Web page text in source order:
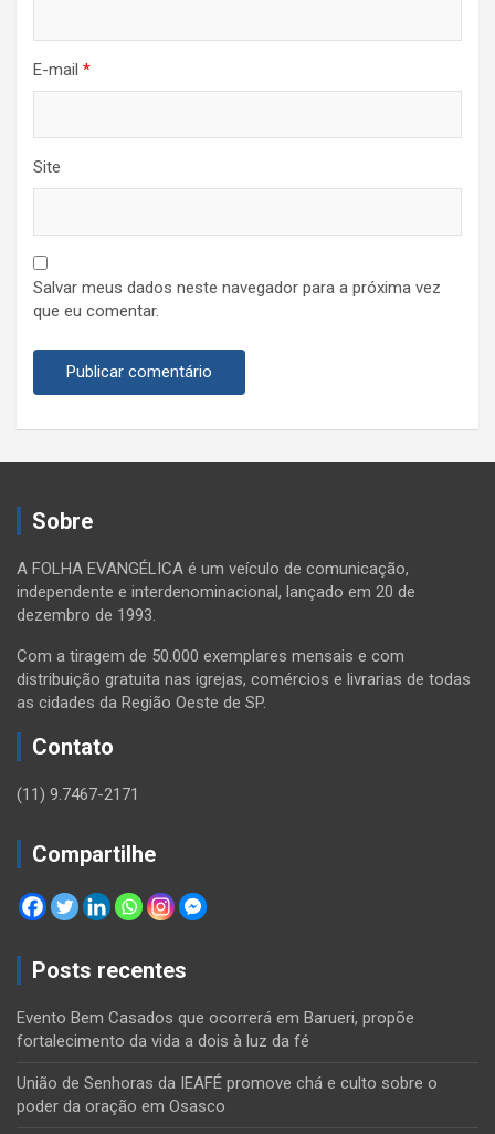
E-mail *
Site
Salvar meus dados neste navegador para a próxima vez
que eu comentar.
Sobre
A FOLHA EVANGÉLICA é um veículo de comunicação,
independente e interdenominacional, lançado em 20 de
dezembro de 1993.
Com a tiragem de 50.000 exemplares mensais e com
distribuição gratuita nas igrejas, comércios e livrarias de todas
as cidades da Região Oeste de SP.
Contato
(11) 9.7467-2171
Compartilhe
Posts recentes
Evento Bem Casados que ocorrerá em Barueri, propõe
fortalecimento da vida a dois à luz da fé
União de Senhoras da IEAFÉ promove chá e culto sobre o
poder da oração em Osasco